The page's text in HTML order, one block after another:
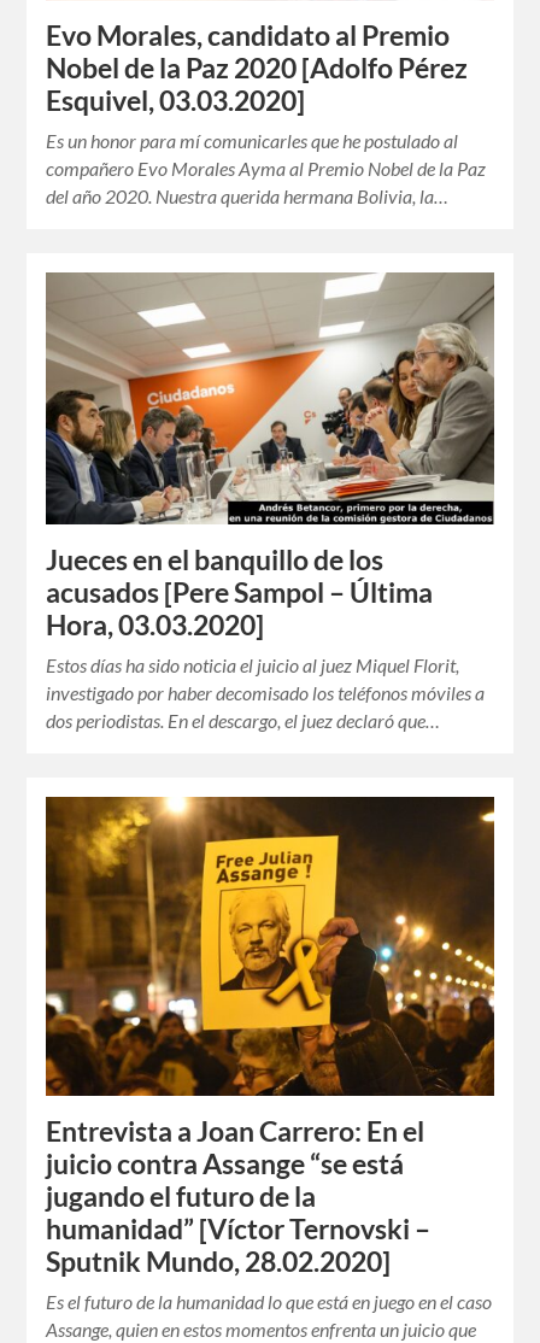
Evo Morales, candidato al Premio
Nobel de la Paz 2020 [Adolfo Pérez
Esquivel, 03.03.2020]
Es un honor para mí comunicarles que he postulado al
compañero Evo Morales Ayma al Premio Nobel de la Paz
del año 2020. Nuestra querida hermana Bolivia, la…
Jueces en el banquillo de los
acusados [Pere Sampol – Última
Hora, 03.03.2020]
Estos días ha sido noticia el juicio al juez Miquel Florit,
investigado por haber decomisado los teléfonos móviles a
dos periodistas. En el descargo, el juez declaró que…
Entrevista a Joan Carrero: En el
juicio contra Assange “se está
jugando el futuro de la
humanidad” [Víctor Ternovski –
Sputnik Mundo, 28.02.2020]
Es el futuro de la humanidad lo que está en juego en el caso
Assange, quien en estos momentos enfrenta un juicio que